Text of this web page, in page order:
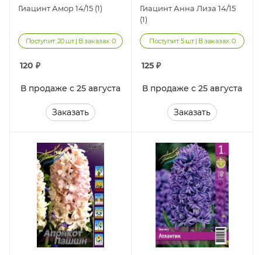
Гиацинт Амор 14/15 (1)
Поступит: 20 шт. | В заказах: 0
120 ₽
В продаже с 25 августа
Заказать
Гиацинт Анна Лиза 14/15
(1)
Поступит: 5 шт. | В заказах: 0
125 ₽
В продаже с 25 августа
Заказать